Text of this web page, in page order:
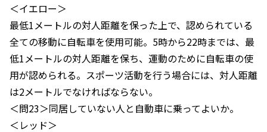
＜イエロー＞
最低1メートルの対人距離を保った上で、認められている
全ての移動に自転車を使用可能。5時から22時までは、最
低1メートルの対人距離を保ち、運動のために自転車の使
用が認められる。スポーツ活動を行う場合には、対人距離
は2メートルでなければならない。
＜問23＞同居していない人と自動車に乗ってよいか。
＜レッド＞